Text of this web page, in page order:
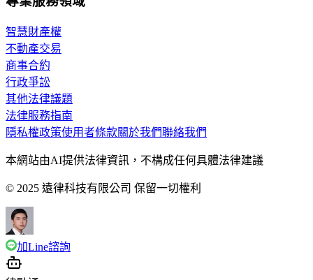
智慧財產權
不動產交易
商事合約
行政爭訟
其他法律議題
法律服務指南
隱私權政策使用者條款關於我們聯絡我們
本網站由AI提供法律資訊，不構成任何具體法律建議
© 2025 遠律科技有限公司 保留一切權利
加Line諮詢